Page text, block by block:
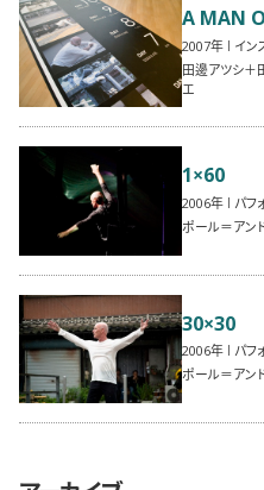
A MAN
2007
イン
田邊アツシ＋
エ
1×60
2006
パフ
ポール＝アン
30×30
2006
パフ
ポール＝アン